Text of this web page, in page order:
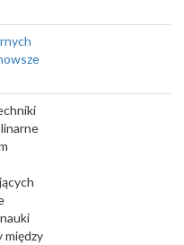
między